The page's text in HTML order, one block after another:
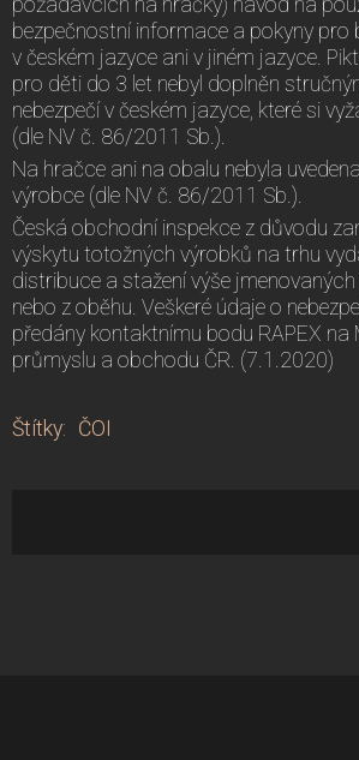
bezpečnostní informace a pokyny pro
v českém jazyce ani v jiném jazyce.
pro děti do 3 let nebyl doplněn
nebezpečí v českém jazyce, které si
(dle NV č. 86/2011 Sb.).
Na hračce ani na obalu nebyla
výrobce (dle NV č. 86/2011 Sb.).
Česká obchodní inspekce z důvodu
výskytu totožných výrobků na trhu
distribuce a stažení výše
nebo z oběhu. Veškeré údaje o
předány kontaktnímu bodu RAPEX na
průmyslu a obchodu ČR. (7.1.2020)
Štítky: ČOI